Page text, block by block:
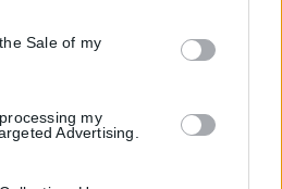
specified purposes in below
Sale of my
my
Advertising.